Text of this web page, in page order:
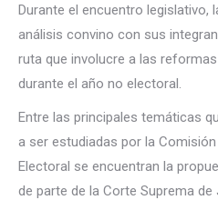
Durante el encuentro legislativo,
análisis convino con sus
ruta que involucre a las
durante el año no electoral.
Entre las principales temáticas
a ser estudiadas por la
Electoral se encuentran la
de parte de la Corte Suprema